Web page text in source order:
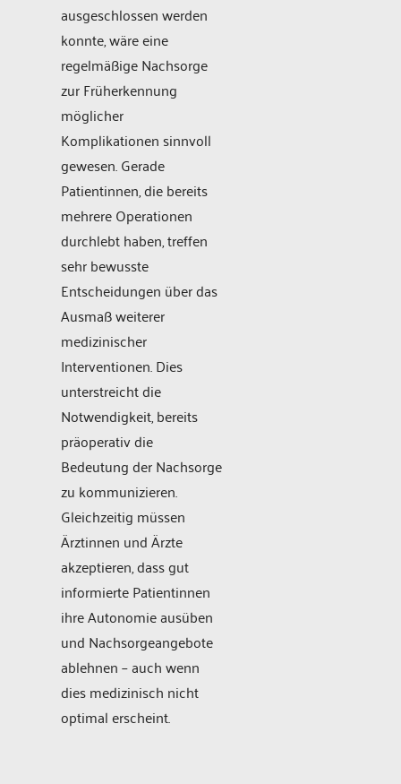
ausgeschlossen werden
konnte, wäre eine
regelmäßige Nachsorge
zur Früherkennung
möglicher
Komplikationen sinnvoll
gewesen. Gerade
Patientinnen, die bereits
mehrere Operationen
durchlebt haben, treffen
sehr bewusste
Entscheidungen über das
Ausmaß weiterer
medizinischer
Interventionen. Dies
unterstreicht die
Notwendigkeit, bereits
präoperativ die
Bedeutung der Nachsorge
zu kommunizieren.
Gleichzeitig müssen
Ärztinnen und Ärzte
akzeptieren, dass gut
informierte Patientinnen
ihre Autonomie ausüben
und Nachsorgeangebote
ablehnen – auch wenn
dies medizinisch nicht
optimal erscheint.